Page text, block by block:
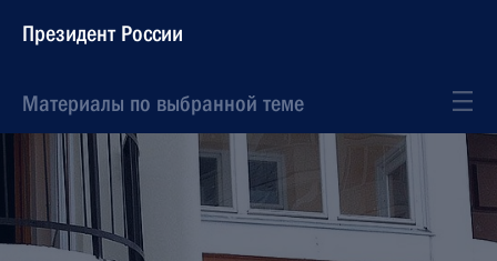
Президент России
Материалы по выбранной теме